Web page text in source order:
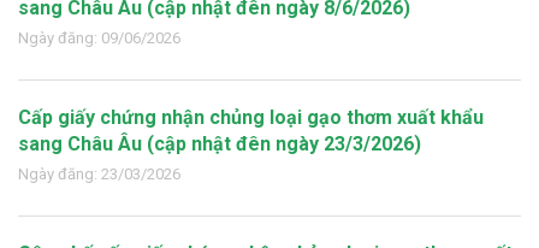
sang Châu Âu (cập nhật đên ngày 8/6/2026)
Ngày đăng: 09/06/2026
Cấp giấy chứng nhận chủng loại gạo thơm xuất khẩu
sang Châu Âu (cập nhật đên ngày 23/3/2026)
Ngày đăng: 23/03/2026